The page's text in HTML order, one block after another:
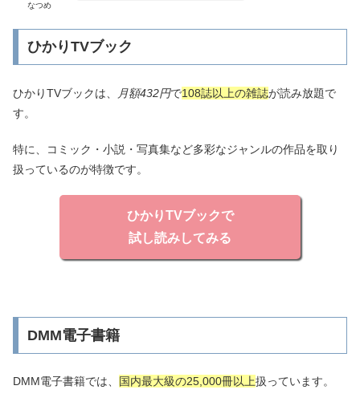
なつめ
ひかりTVブック
ひかりTVブックは、 月額432円で108誌以上の雑誌が読み放題で
す。
特に、コミック・小説・写真集など多彩なジャンルの作品を取り
扱っているのが特徴です。
ひかりTVブックで
試し読みしてみる
DMM電子書籍
DMM電子書籍では、 国内最大級の25,000冊以上扱っています。